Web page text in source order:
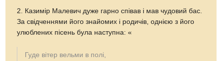
2. Казимір Малевич дуже гарно співав і мав чудовий бас.
За свідченнями його знайомих і родичів, однією з його
улюблених пісень була наступна: «
Гуде вітер вельми в полі,